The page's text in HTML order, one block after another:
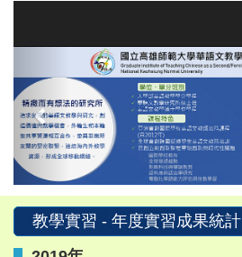
Previous
教學實習 - 年度實習成果統計